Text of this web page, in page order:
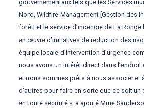
gouvernementaux tels que les Services
Nord, Wildfire Management [Gestion des
forêt] et le service d’incendie de La
en œuvre d’initiatives de réduction des
équipe locale d’intervention d’urgence
nous avons un intérêt direct dans l’endroit
et nous sommes prêts à nous associer et
d’autres pour faire en sorte que ce soit un
en toute sécurité », a ajouté Mme